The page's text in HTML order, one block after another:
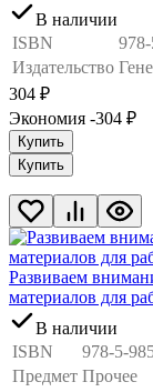
В наличии
ISBN
Издательство
304 ₽
Экономия -304 ₽
Купить
Купить
Развиваем
материалов для
В наличии
ISBN
978-5-
Предмет Прочее